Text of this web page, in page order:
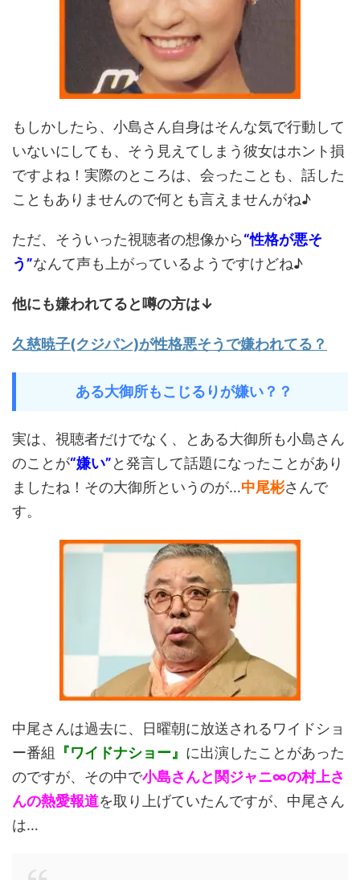
もしかしたら、小島さん自身はそんな気で行動して
いないにしても、そう見えてしまう彼女はホント損
ですよね！実際のところは、会ったことも、話した
こともありませんので何とも言えませんがね♪
ただ、そういった視聴者の想像から“性格が悪そ
う”なんて声も上がっているようですけどね♪
他にも嫌われてると噂の方は↓
久慈暁子(クジパン)が性格悪そうで嫌われてる？
ある大御所もこじるりが嫌い？？
実は、視聴者だけでなく、とある大御所も小島さん
のことが“嫌い”と発言して話題になったことがあり
ましたね！その大御所というのが…中尾彬さんで
す。
中尾さんは過去に、日曜朝に放送されるワイドショ
ー番組 『ワイドナショー』 に出演したことがあった
のですが、その中で小島さんと関ジャニ∞の村上さ
んの熱愛報道を取り上げていたんですが、中尾さん
は…